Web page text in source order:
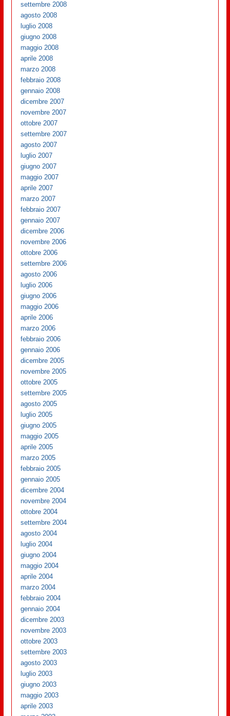
settembre 2008
agosto 2008
luglio 2008
giugno 2008
maggio 2008
aprile 2008
marzo 2008
febbraio 2008
gennaio 2008
dicembre 2007
novembre 2007
ottobre 2007
settembre 2007
agosto 2007
luglio 2007
giugno 2007
maggio 2007
aprile 2007
marzo 2007
febbraio 2007
gennaio 2007
dicembre 2006
novembre 2006
ottobre 2006
settembre 2006
agosto 2006
luglio 2006
giugno 2006
maggio 2006
aprile 2006
marzo 2006
febbraio 2006
gennaio 2006
dicembre 2005
novembre 2005
ottobre 2005
settembre 2005
agosto 2005
luglio 2005
giugno 2005
maggio 2005
aprile 2005
marzo 2005
febbraio 2005
gennaio 2005
dicembre 2004
novembre 2004
ottobre 2004
settembre 2004
agosto 2004
luglio 2004
giugno 2004
maggio 2004
aprile 2004
marzo 2004
febbraio 2004
gennaio 2004
dicembre 2003
novembre 2003
ottobre 2003
settembre 2003
agosto 2003
luglio 2003
giugno 2003
maggio 2003
aprile 2003